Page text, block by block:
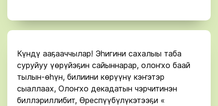
Күндү ааҕааччылар! Эһигини сахалыы таба
суруйуу үөрүйэҕин сайыннарар, олоҥхо баай
тылын-өһүн, билиини көрүүнү кэҥэтэр
сыаллаах, Олоҥхо декадатын чэрчитинэн
биллэриллибит, Өреспүүбүлүкэтээҕи «